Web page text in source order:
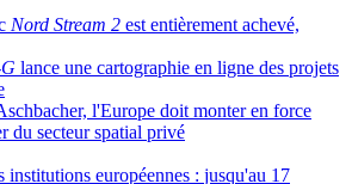
Nord Stream 2 est entièrement achevé,
lance une cartographie en ligne des projets
l'Europe doit monter en force
du secteur spatial privé
institutions européennes : jusqu'au 17